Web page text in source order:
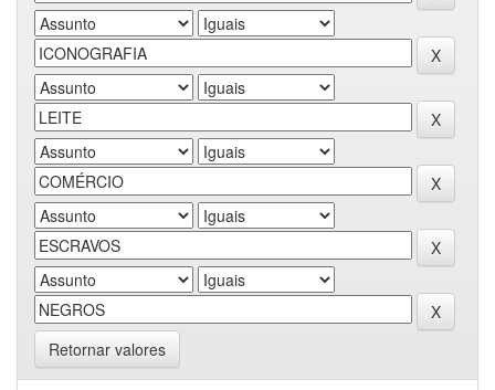
Retornar valores